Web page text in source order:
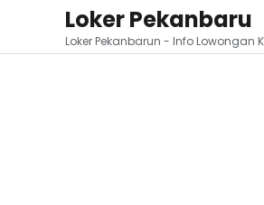
Loker Pekanbaru
Loker Pekanbarun - Info Lowongan